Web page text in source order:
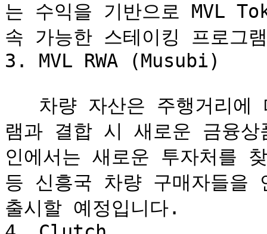
는 수익을 기반으로 MVL
속 가능한 스테이킹 프로그
3. MVL RWA (Musubi)
램과 결합 시 새로운 금융
인에서는 새로운 투자처를
등 신흥국 차량 구매자들을
출시할 예정입니다.